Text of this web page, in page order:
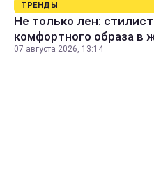
ТРЕНДЫ
Не только лен:
комфортного образа в
07 августа 2026, 13:14